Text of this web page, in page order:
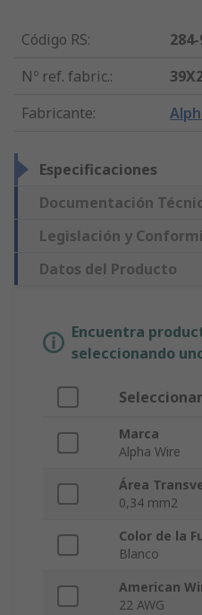
Código RS:
Nº ref. fabric.:
Fabricante:
Especificaciones
Documentación
Legislación y
Datos del Producto
Encuentra
seleccionando
Marca
Alpha Wire
Área
0,34 mm2
Color de la
Blanco
American
22 AWG